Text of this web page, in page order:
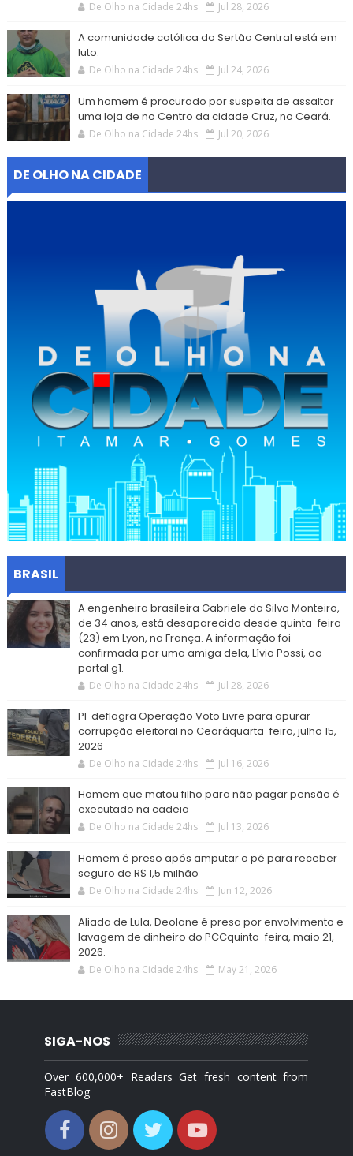
De Olho na Cidade 24hs Jul 28, 2026
A comunidade católica do Sertão Central está em
luto.
De Olho na Cidade 24hs Jul 24, 2026
Um homem é procurado por suspeita de assaltar
uma loja de no Centro da cidade Cruz, no Ceará.
De Olho na Cidade 24hs Jul 20, 2026
DE OLHO NA CIDADE
BRASIL
A engenheira brasileira Gabriele da Silva Monteiro,
de 34 anos, está desaparecida desde quinta-feira
(23) em Lyon, na França. A informação foi
confirmada por uma amiga dela, Lívia Possi, ao
portal g1.
De Olho na Cidade 24hs Jul 28, 2026
PF deflagra Operação Voto Livre para apurar
corrupção eleitoral no Cearáquarta-feira, julho 15,
2026
De Olho na Cidade 24hs Jul 16, 2026
Homem que matou filho para não pagar pensão é
executado na cadeia
De Olho na Cidade 24hs Jul 13, 2026
Homem é preso após amputar o pé para receber
seguro de R$ 1,5 milhão
De Olho na Cidade 24hs Jun 12, 2026
Aliada de Lula, Deolane é presa por envolvimento e
lavagem de dinheiro do PCCquinta-feira, maio 21,
2026.
De Olho na Cidade 24hs May 21, 2026
SIGA-NOS
Over 600,000+ Readers Get fresh content from
FastBlog